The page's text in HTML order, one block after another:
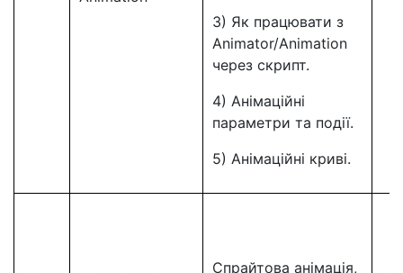
3) Як працювати з
Animator/Animation
через скрипт.
4) Анімаційні
параметри та події.
5) Анімаційні криві.
Спрайтова анімація,